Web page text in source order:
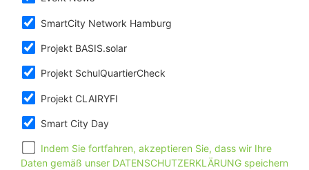
SmartCity Network Hamburg
Projekt BASIS.solar
Projekt SchulQuartierCheck
Projekt CLAIRYFI
Smart City Day
Indem Sie fortfahren, akzeptieren Sie, dass wir Ihre
Daten gemäß unser DATENSCHUTZERKLÄRUNG speichern